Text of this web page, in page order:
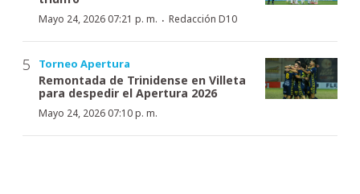
Mayo 24, 2026 07:21 p. m. · Redacción D10
Torneo Apertura
Remontada de Trinidense en Villeta
para despedir el Apertura 2026
Mayo 24, 2026 07:10 p. m.